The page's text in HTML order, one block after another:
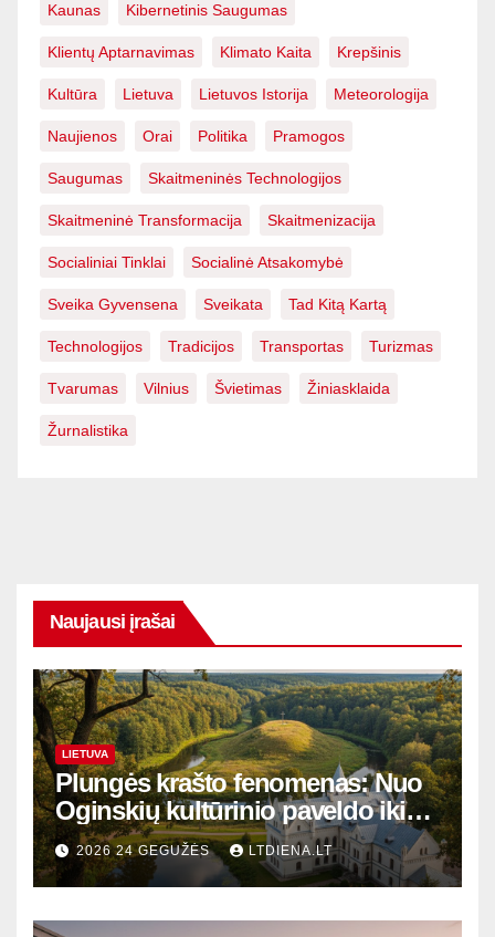
Kaunas Kibernetinis Saugumas
Klientų Aptarnavimas Klimato Kaita Krepšinis
Kultūra Lietuva Lietuvos Istorija Meteorologija
Naujienos Orai Politika Pramogos
Saugumas Skaitmeninės Technologijos
Skaitmeninė Transformacija Skaitmenizacija
Socialiniai Tinklai Socialinė Atsakomybė
Sveika Gyvensena Sveikata Tad Kitą Kartą
Technologijos Tradicijos Transportas Turizmas
Tvarumas Vilnius Švietimas Žiniasklaida
Žurnalistika
Naujausi įrašai
LIETUVA
Plungės krašto fenomenas: Nuo
Oginskių kultūrinio paveldo iki
Žemaitijos gamtos perlų
2026 24 GEGUŽĖS LTDIENA.LT